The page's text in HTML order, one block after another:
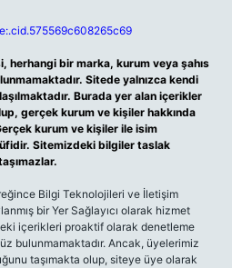
herhangi bir marka, kurum veya şahıs
Sitede yalnızca kendi
Burada yer alan içerikler
gerçek kurum ve kişiler hakkında
kurum ve kişiler ile isim
Sitemizdeki bilgiler taslak
Bilgi Teknolojileri ve İletişim
bir Yer Sağlayıcı olarak hizmet
içerikleri proaktif olarak denetleme
bulunmamaktadır. Ancak, üyelerimiz
taşımakta olup, siteye üye olarak